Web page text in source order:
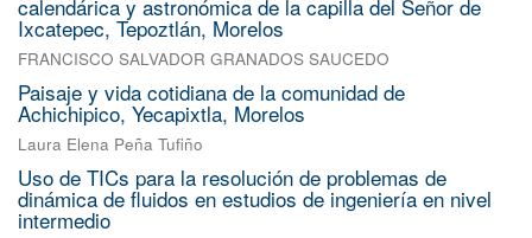
calendárica y astronómica de la capilla del Señor de
Ixcatepec, Tepoztlán, Morelos
FRANCISCO SALVADOR GRANADOS SAUCEDO
Paisaje y vida cotidiana de la comunidad de
Achichipico, Yecapixtla, Morelos
Laura Elena Peña Tufiño
Uso de TICs para la resolución de problemas de
dinámica de fluidos en estudios de ingeniería en nivel
intermedio